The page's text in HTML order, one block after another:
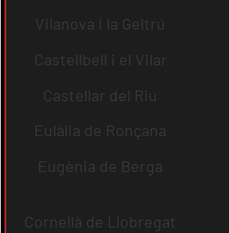
Vilanova i la Geltrú
Castellbell i el Vilar
Castellar del Riu
Eulàlia de Ronçana
Eugènia de Berga
Cornellà de Llobregat